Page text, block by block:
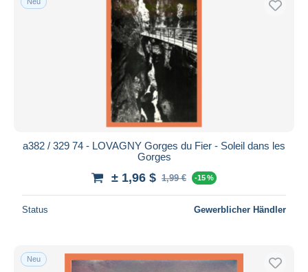
a382 / 329 74 - LOVAGNY Gorges du Fier - Soleil dans les
Gorges
± 1,96 $ 1,99 € -15 %
Status Gewerblicher Händler
Neu